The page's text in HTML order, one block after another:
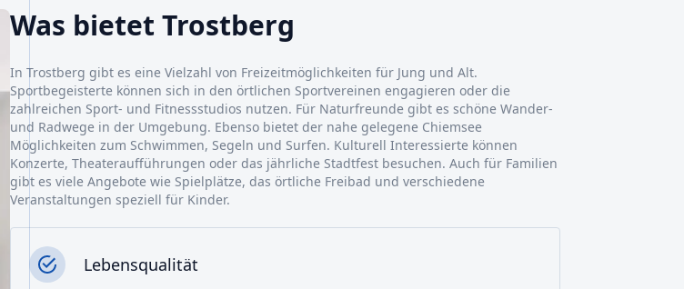
Was bietet Trostberg
In Trostberg gibt es eine Vielzahl von Freizeitmöglichkeiten für Jung und Alt.
Sportbegeisterte können sich in den örtlichen Sportvereinen engagieren oder die
zahlreichen Sport- und Fitnessstudios nutzen. Für Naturfreunde gibt es schöne Wander-
und Radwege in der Umgebung. Ebenso bietet der nahe gelegene Chiemsee
Möglichkeiten zum Schwimmen, Segeln und Surfen. Kulturell Interessierte können
Konzerte, Theateraufführungen oder das jährliche Stadtfest besuchen. Auch für Familien
gibt es viele Angebote wie Spielplätze, das örtliche Freibad und verschiedene
Veranstaltungen speziell für Kinder.
Lebensqualität